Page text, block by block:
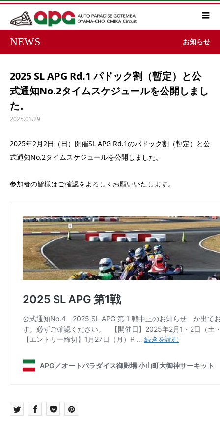
NEWS お知らせ
2025 SL APG Rd.1 パドック割（暫定）と公
式通知No.2タイムスケジュールを公開しまし
た。
2025.01.29
2025年2月2日（日）開催SL APG Rd.1のパドック割（暫定）と公
式通知No.2タイムスケジュールを公開しました。
参加者の皆様はご確認をよろしくお願いいたします。